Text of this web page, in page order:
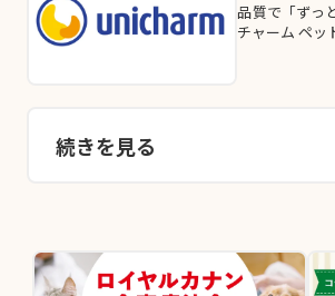
品質で「ずっ
チャーム ペッ
続きを見る